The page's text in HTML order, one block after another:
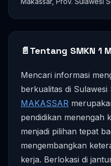
📄Tentang SMKN 1
Mencari informasi
berkualitas di Sulawesi
MAKASSAR
pendidikan menengah
menjadi pilihan tepat
mengembangkan
kerja. Berlokasi di